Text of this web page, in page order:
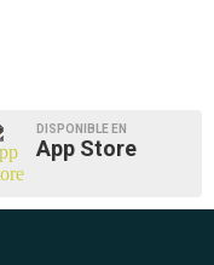
DISPONIBLE EN
App Store